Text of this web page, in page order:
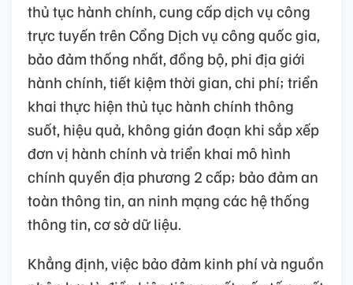
thủ tục hành chính, cung cấp dịch vụ công
trực tuyến trên Cổng Dịch vụ công quốc gia,
bảo đảm thống nhất, đồng bộ, phi địa giới
hành chính, tiết kiệm thời gian, chi phí; triển
khai thực hiện thủ tục hành chính thông
suốt, hiệu quả, không gián đoạn khi sắp xếp
đơn vị hành chính và triển khai mô hình
chính quyền địa phương 2 cấp; bảo đảm an
toàn thông tin, an ninh mạng các hệ thống
thông tin, cơ sở dữ liệu.
Khẳng định, việc bảo đảm kinh phí và nguồn